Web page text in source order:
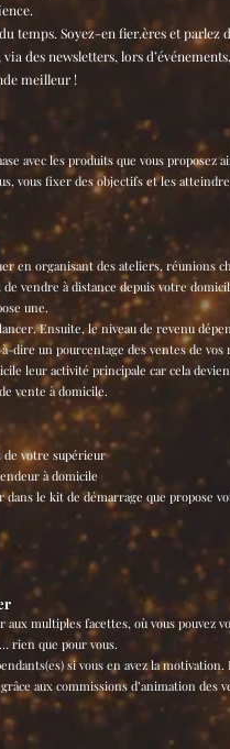
temps. Soyez-en fier.ères et parlez
via des newsletters, lors
meilleur !
avec les produits que vous proposez
vous fixer des objectifs et les
en organisant des ateliers, réunions
vendre à distance depuis votre
une.
Ensuite, le niveau de revenu
dire un pourcentage des ventes de vos
leur activité principale car cela
vente à domicile.
de votre supérieur
à domicile
le kit de démarrage que propose
multiples facettes, où vous pouvez
rien que pour vous.
si vous en avez la motivation.
aux commissions d’animation des